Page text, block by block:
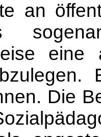
an
Die